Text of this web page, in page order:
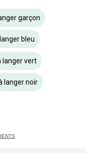
garçon
bleu
langer vert
langer noir